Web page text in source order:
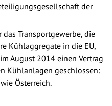
der
Transportgewerbe, die
Kühlaggregate in die EU,
August 2014 einen Vertrag
Kühlanlagen geschlossen:
Österreich.